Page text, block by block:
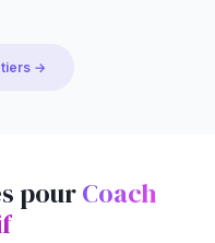
→
pourCoach